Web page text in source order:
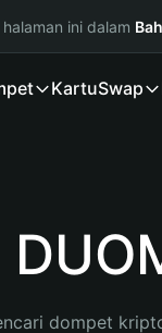
ini dalam
KartuSwap
dompet